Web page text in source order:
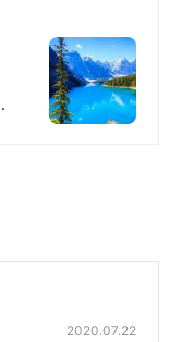
2020.07.22